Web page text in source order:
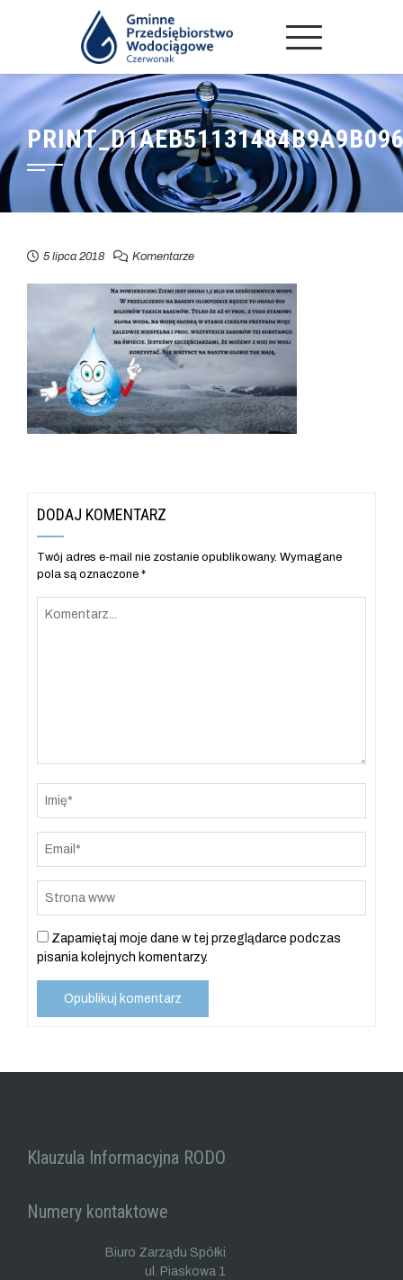
5 lipca 2018 Komentarze
DODAJ KOMENTARZ
Twój adres e-mail nie zostanie opublikowany. Wymagane
pola są oznaczone *
Zapamiętaj moje dane w tej przeglądarce podczas
pisania kolejnych komentarzy.
Klauzula Informacyjna RODO
Numery kontaktowe
Biuro Zarządu Spółki
ul. Piaskowa 1